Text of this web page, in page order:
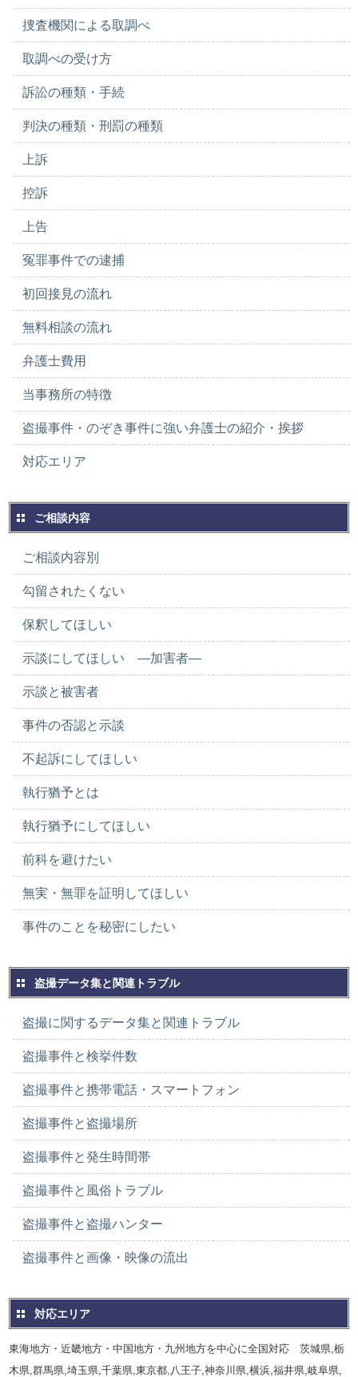
捜査機関による取調べ
取調べの受け方
訴訟の種類・手続
判決の種類・刑罰の種類
上訴
控訴
上告
冤罪事件での逮捕
初回接見の流れ
無料相談の流れ
弁護士費用
当事務所の特徴
盗撮事件・のぞき事件に強い弁護士の紹介・挨拶
対応エリア
ご相談内容
ご相談内容別
勾留されたくない
保釈してほしい
示談にしてほしい ―加害者―
示談と被害者
事件の否認と示談
不起訴にしてほしい
執行猶予とは
執行猶予にしてほしい
前科を避けたい
無実・無罪を証明してほしい
事件のことを秘密にしたい
盗撮データ集と関連トラブル
盗撮に関するデータ集と関連トラブル
盗撮事件と検挙件数
盗撮事件と携帯電話・スマートフォン
盗撮事件と盗撮場所
盗撮事件と発生時間帯
盗撮事件と風俗トラブル
盗撮事件と盗撮ハンター
盗撮事件と画像・映像の流出
対応エリア
東海地方・近畿地方・中国地方・九州地方を中心に全国対応 茨城県,栃
木県,群馬県,埼玉県,千葉県,東京都,八王子,神奈川県,横浜,福井県,岐阜県,